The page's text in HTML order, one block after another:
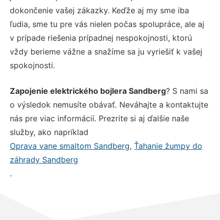
dokončenie vašej zákazky. Keďže aj my sme iba
ľudia, sme tu pre vás nielen počas spolupráce, ale aj
v prípade riešenia prípadnej nespokojnosti, ktorú
vždy berieme vážne a snažíme sa ju vyriešiť k vašej
spokojnosti.
Zapojenie elektrického bojlera Sandberg? S nami sa
o výsledok nemusíte obávať. Neváhajte a kontaktujte
nás pre viac informácií. Prezrite si aj ďalšie naše
služby, ako napríklad
Oprava vane smaltom Sandberg, Ťahanie žumpy do
záhrady Sandberg
.